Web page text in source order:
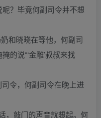
？毕竟何副司令并不想
和晓晓在等他，何副司
的说“‘金雕’叔叔来找
令，何副司令在晚上进
，敲门的声音就想起。何